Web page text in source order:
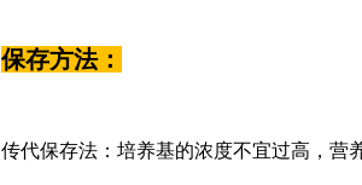
保存方法：
传代保存法：培养基的浓度不宜过高，营